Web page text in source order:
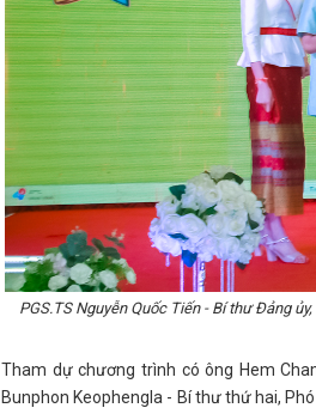
PGS.TS Nguyễn Quốc Tiến - Bí thư Đảng
Tham dự chương trình có ông Hem
Bunphon Keophengla - Bí thư thứ hai,